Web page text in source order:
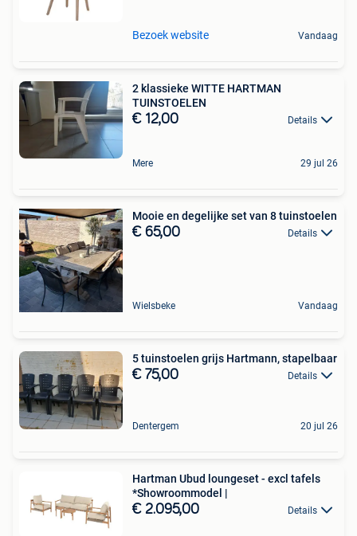
Bezoek website Vandaag
2 klassieke WITTE HARTMAN
TUINSTOELEN
€ 12,00 Details
Mere 29 jul 26
Mooie en degelijke set van 8 tuinstoelen
€ 65,00 Details
Wielsbeke Vandaag
5 tuinstoelen grijs Hartmann, stapelbaar
€ 75,00 Details
Dentergem 20 jul 26
Hartman Ubud loungeset - excl tafels
*Showroommodel |
€ 2.095,00 Details